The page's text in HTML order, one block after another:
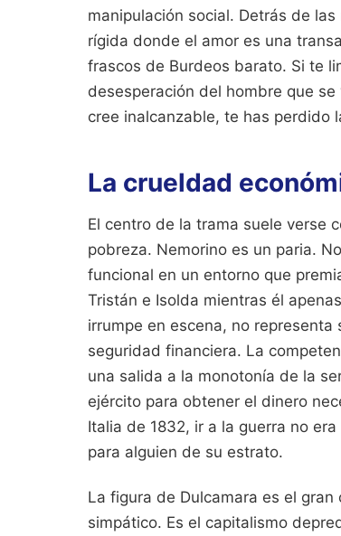
manipulación social. Detrás de
rígida donde el amor es una
frascos de Burdeos barato. Si te
desesperación del hombre que
cree inalcanzable, te has perdido
La crueldad
El centro de la trama suele verse
pobreza. Nemorino es un paria.
funcional en un entorno que
Tristán e Isolda mientras él
irrumpe en escena, no
seguridad financiera. La
una salida a la monotonía de la
ejército para obtener el dinero
Italia de 1832, ir a la guerra no
para alguien de su estrato.
La figura de Dulcamara es el
simpático. Es el capitalismo